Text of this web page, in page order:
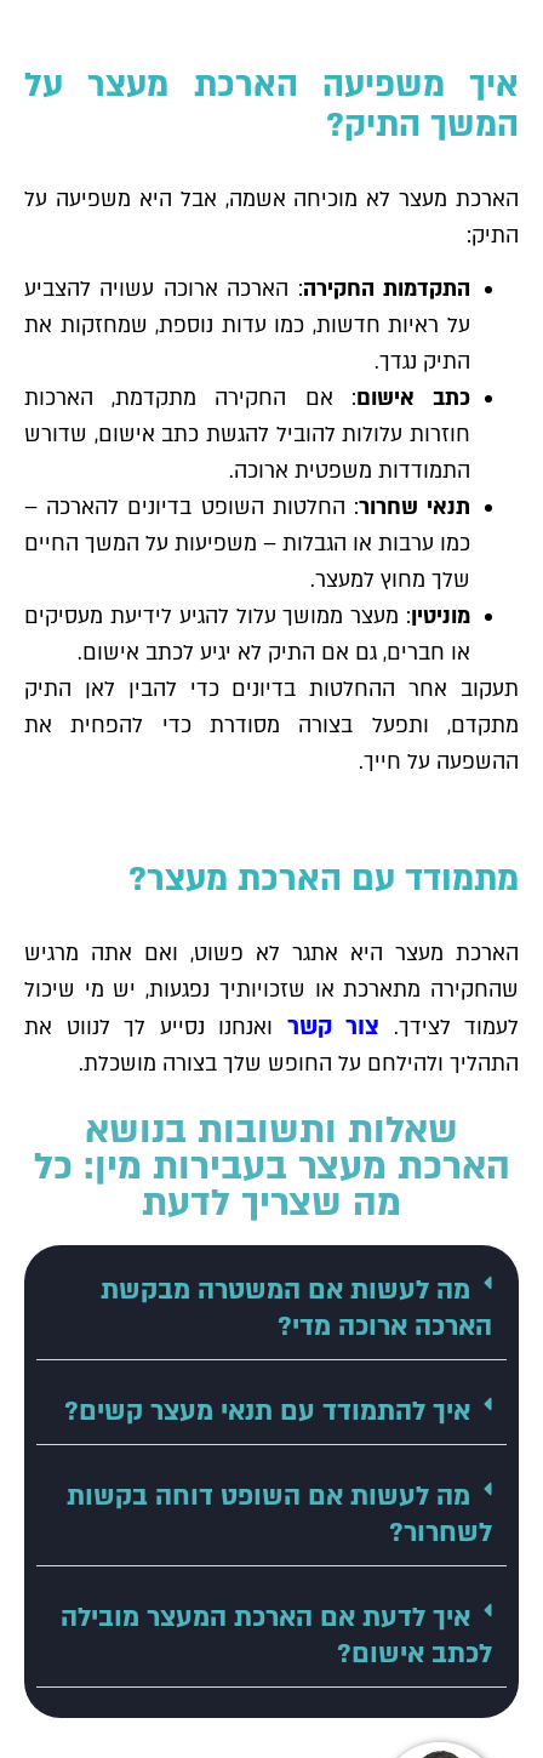
איך משפיעה הארכת מעצר על
המשך התיק?
הארכת מעצר לא מוכיחה אשמה, אבל היא משפיעה על
התיק:
התקדמות החקירה: הארכה ארוכה עשויה להצביע
על ראיות חדשות, כמו עדות נוספת, שמחזקות את
התיק נגדך.
כתב אישום: אם החקירה מתקדמת, הארכות
חוזרות עלולות להוביל להגשת כתב אישום, שדורש
התמודדות משפטית ארוכה.
תנאי שחרור: החלטות השופט בדיונים להארכה –
כמו ערבות או הגבלות – משפיעות על המשך החיים
שלך מחוץ למעצר.
מוניטין: מעצר ממושך עלול להגיע לידיעת מעסיקים
או חברים, גם אם התיק לא יגיע לכתב אישום.
תעקוב אחר ההחלטות בדיונים כדי להבין לאן התיק
מתקדם, ותפעל בצורה מסודרת כדי להפחית את
ההשפעה על חייך.
מתמודד עם הארכת מעצר?
הארכת מעצר היא אתגר לא פשוט, ואם אתה מרגיש
שהחקירה מתארכת או שזכויותיך נפגעות, יש מי שיכול
לעמוד לצידך. צור קשר ואנחנו נסייע לך לנווט את
התהליך ולהילחם על החופש שלך בצורה מושכלת.
שאלות ותשובות בנושא
הארכת מעצר בעבירות מין: כל
מה שצריך לדעת
מה לעשות אם המשטרה מבקשת
הארכה ארוכה מדי?
איך להתמודד עם תנאי מעצר קשים?
מה לעשות אם השופט דוחה בקשות
לשחרור?
איך לדעת אם הארכת המעצר מובילה
לכתב אישום?